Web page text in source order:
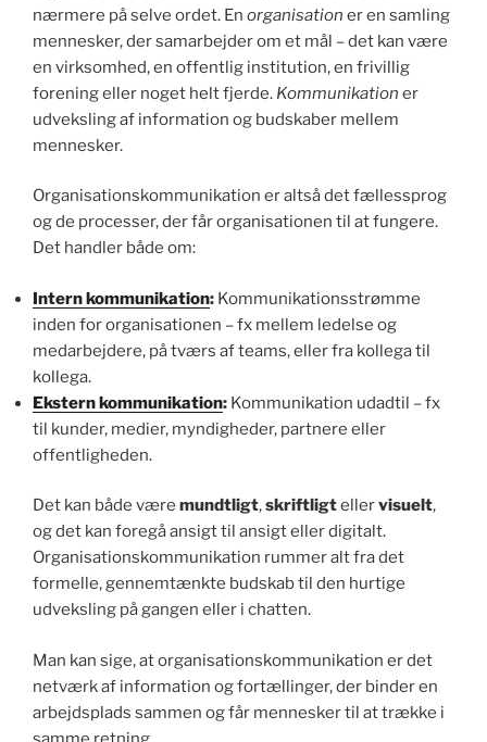
nærmere på selve ordet. En organisation er en samling
mennesker, der samarbejder om et mål – det kan være
en virksomhed, en offentlig institution, en frivillig
forening eller noget helt fjerde. Kommunikation er
udveksling af information og budskaber mellem
mennesker.
Organisationskommunikation er altså det fællessprog
og de processer, der får organisationen til at fungere.
Det handler både om:
Intern kommunikation: Kommunikationsstrømme
inden for organisationen – fx mellem ledelse og
medarbejdere, på tværs af teams, eller fra kollega til
kollega.
Ekstern kommunikation: Kommunikation udadtil – fx
til kunder, medier, myndigheder, partnere eller
offentligheden.
Det kan både være mundtligt,skriftligtellervisuelt,
og det kan foregå ansigt til ansigt eller digitalt.
Organisationskommunikation rummer alt fra det
formelle, gennemtænkte budskab til den hurtige
udveksling på gangen eller i chatten.
Man kan sige, at organisationskommunikation er det
netværk af information og fortællinger, der binder en
arbejdsplads sammen og får mennesker til at trække i